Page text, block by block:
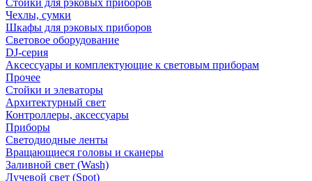
Стойки для рэковых приборов
Чехлы, сумки
Шкафы для рэковых приборов
Световое оборудование
DJ-серия
Аксессуары и комплектующие к световым приборам
Прочее
Стойки и элеваторы
Архитектурный свет
Контроллеры, аксессуары
Приборы
Светодиодные ленты
Вращающиеся головы и сканеры
Заливной свет (Wash)
Лучевой свет (Spot)